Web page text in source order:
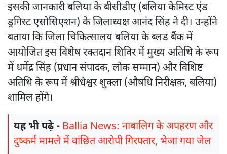
इसकी जानकारी बलिया के बीसीडीए (बलिया केमिस्ट एंड
ड्रगिस्ट एसोसिएशन) के जिलाध्यक्ष आनंद सिंह ने दी। उन्होंने
बताया कि जिला चिकित्सालय बलिया के ब्लड बैंक में
आयोजित इस विशेष रक्तदान शिविर में मुख्य अतिथि के रूप
में धर्मेंद्र सिंह (प्रधान संपादक, लोक सम्मान) और विशिष्ट
अतिथि के रूप में श्रीधेश्वर शुक्ला (औषधि निरीक्षक, बलिया)
शामिल होंगे।
यह भी पढ़े - Ballia News: नाबालिग के अपहरण और
दुष्कर्म मामले में वांछित आरोपी गिरफ्तार, भेजा गया जेल